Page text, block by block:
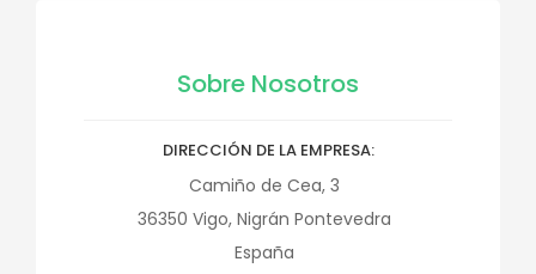
Sobre Nosotros
DIRECCIÓN DE LA EMPRESA
Camiño de Cea, 3
36350 Vigo, Nigrán Pontevedra
España